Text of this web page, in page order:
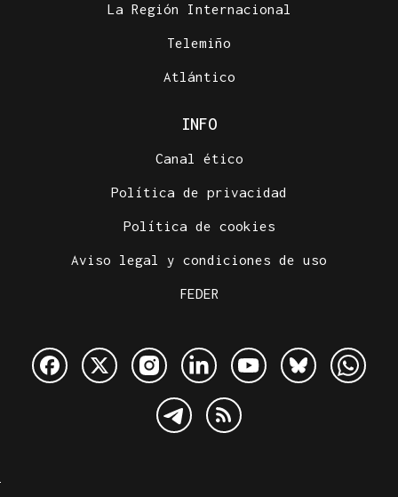
La Región Internacional
Telemiño
Atlántico
INFO
Canal ético
Política de privacidad
Política de cookies
Aviso legal y condiciones de uso
FEDER